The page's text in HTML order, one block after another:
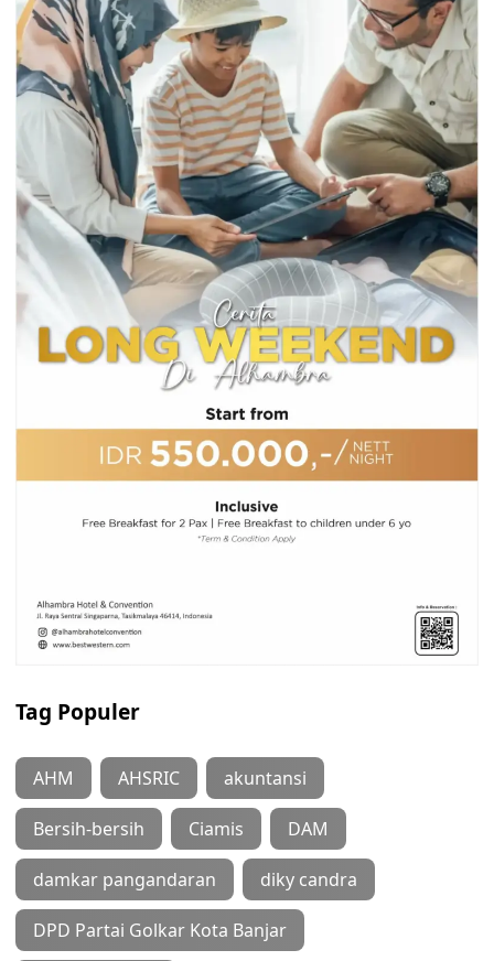
Tag Populer
AHM AHSRIC akuntansi
Bersih-bersih Ciamis DAM
damkar pangandaran diky candra
DPD Partai Golkar Kota Banjar